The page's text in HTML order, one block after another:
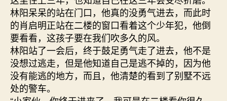
林阳呆呆的站在门口，他真的没勇气进去，而此时
的肖启明正站在二楼的窗口看着这个少年犯，他倒
要看看，这孩子要在我们吹多久的风。
林阳站了一会后，终于鼓足勇气走了进去，他不是
没想过逃走，但是他知道自己是逃不掉的，因为他
没有能逃的地方，而且，他清楚的看到了别墅不远
处的警车。